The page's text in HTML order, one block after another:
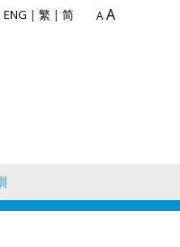
ENG | 繁 | 简 AA